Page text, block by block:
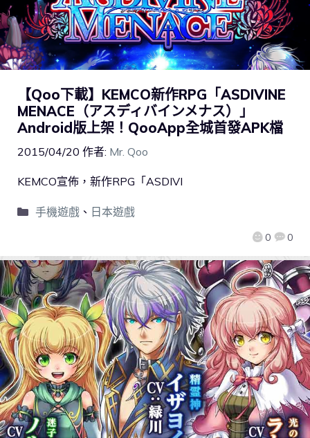
【Qoo下載】KEMCO新作RPG「ASDIVINE
MENACE（アスディバインメナス）」
Android版上架！QooApp全城首發APK檔
2015/04/20 作者: Mr. Qoo
0 0
KEMCO宣佈，新作RPG「ASDIVI
手機遊戲、 日本遊戲